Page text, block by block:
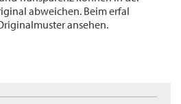
abweichen. Beim erfal
ansehen.